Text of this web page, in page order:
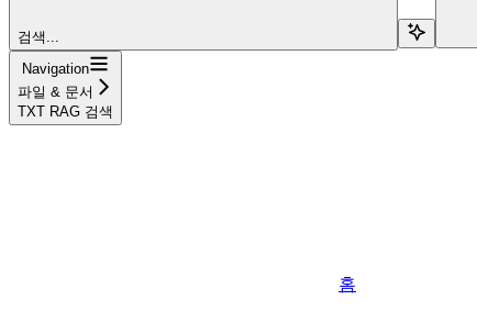
검색...
Navigation
파일 & 문서
TXT RAG 검색
홈